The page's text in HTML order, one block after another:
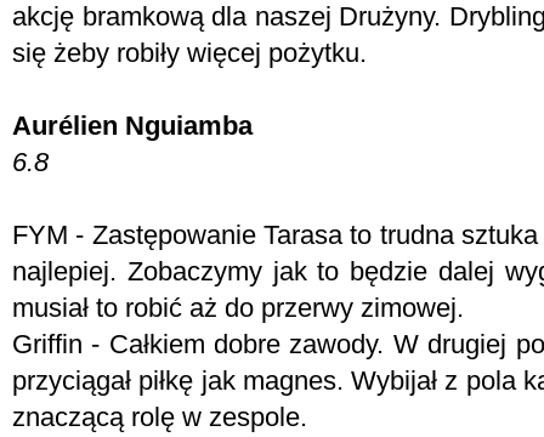
akcję bramkową dla naszej Drużyny.
się żeby robiły więcej pożytku.
Aurélien Nguiamba
6.8
FYM - Zastępowanie Tarasa to trudna
najlepiej. Zobaczymy jak to będzie dalej
musiał to robić aż do przerwy zimowej.
Griffin - Całkiem dobre zawody. W drugiej
przyciągał piłkę jak magnes. Wybijał z pola
znaczącą rolę w zespole.